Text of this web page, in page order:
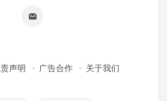
声明 广告合作 关于我们